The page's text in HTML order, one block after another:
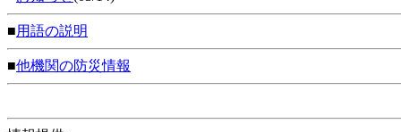
■用語の説明
■他機関の防災情報